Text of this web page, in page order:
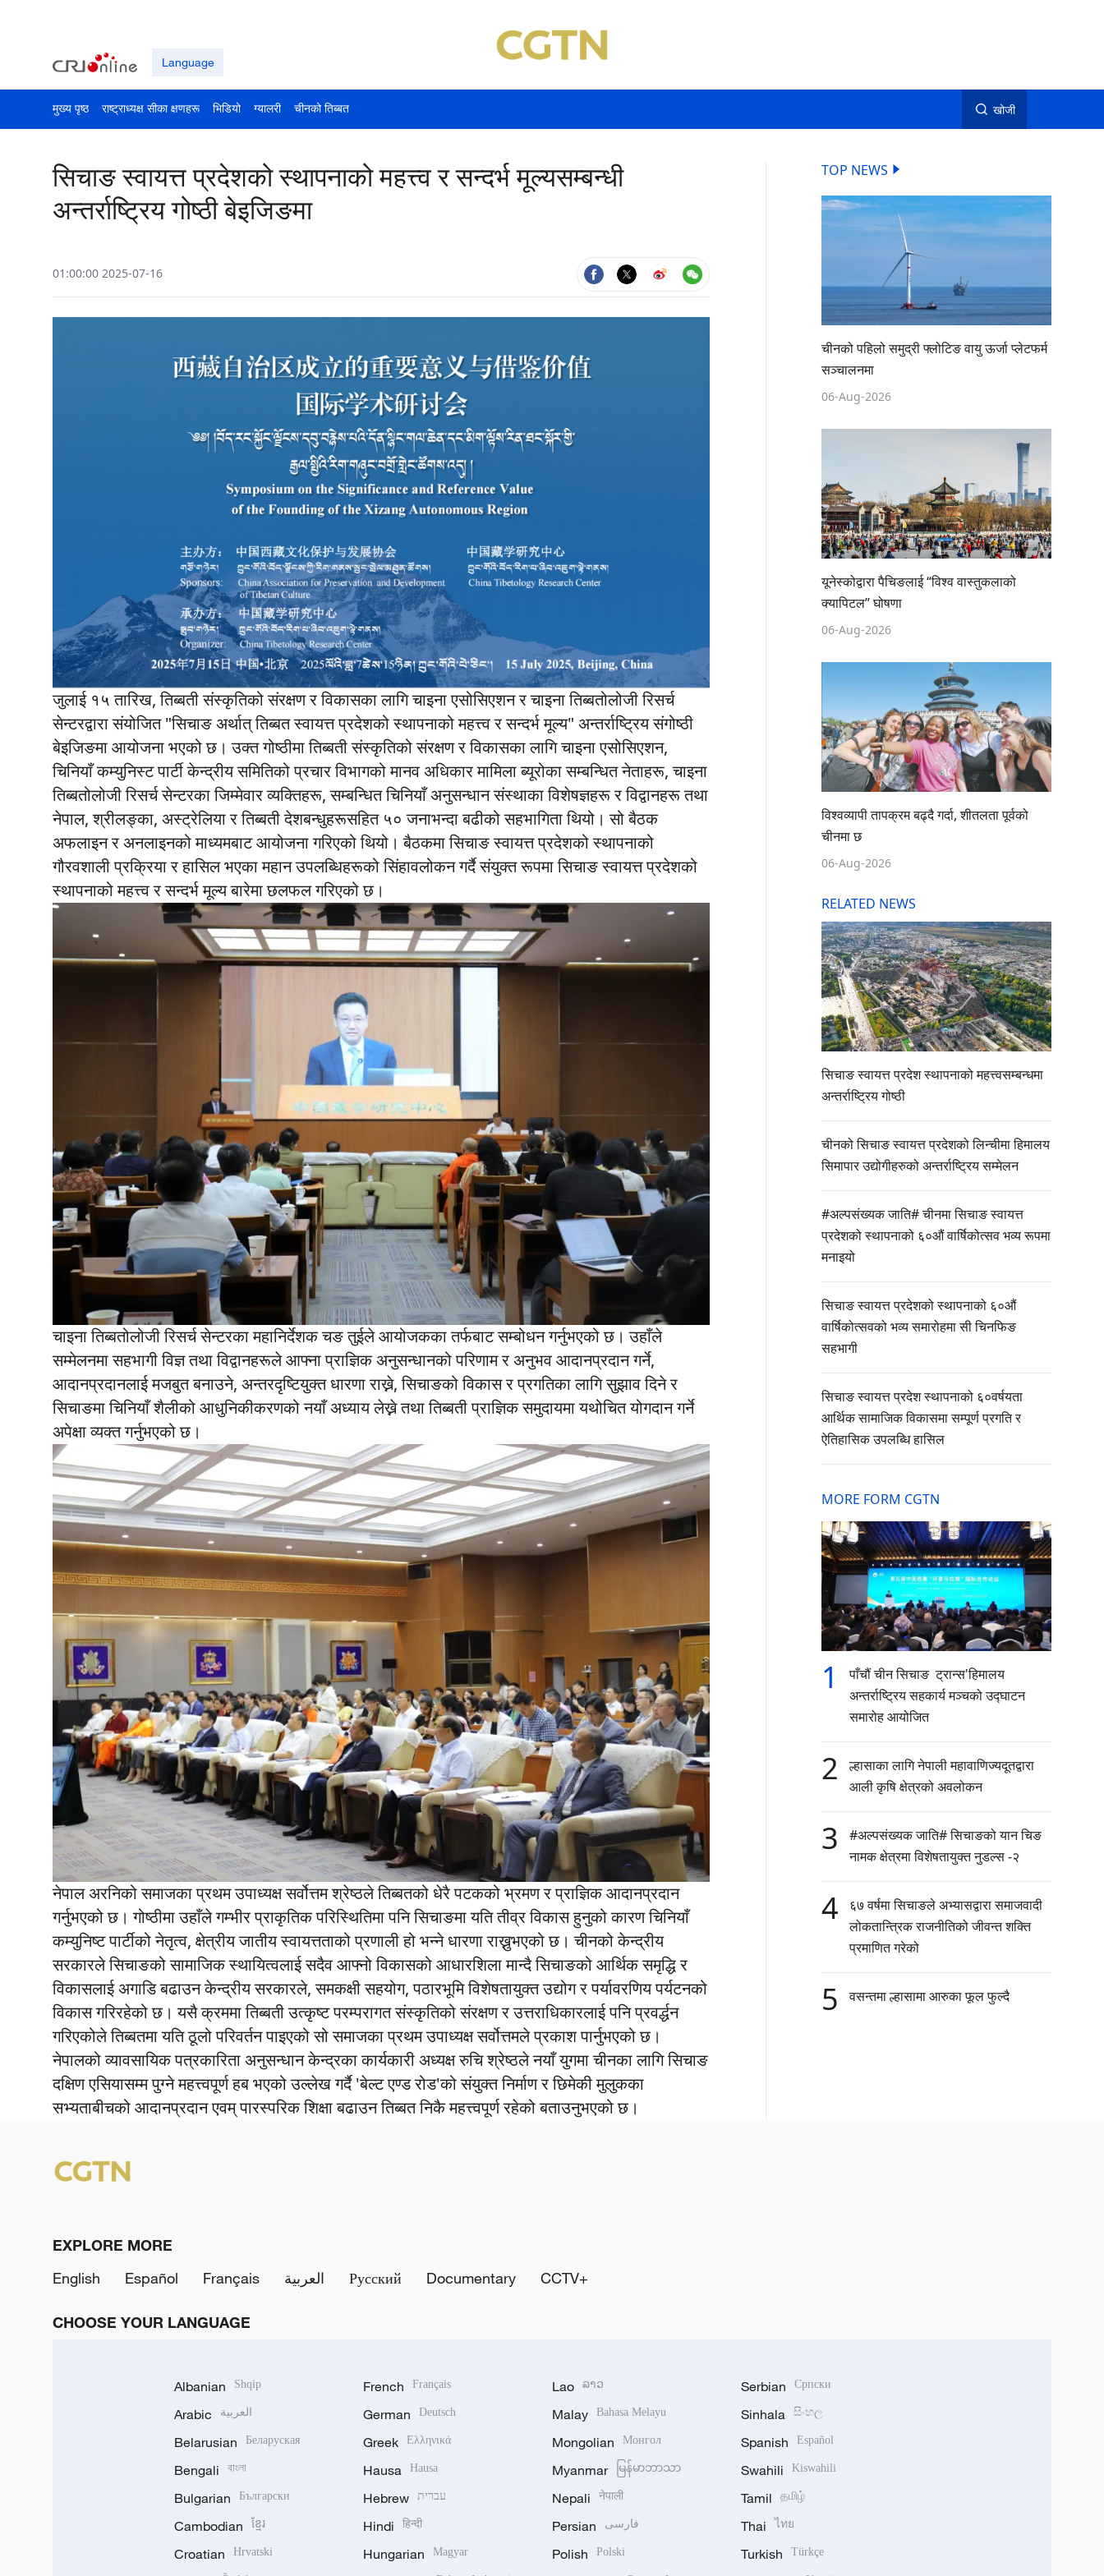
Language
मुख्य पृष्ठ राष्ट्राध्यक्ष सीका क्षणहरू भिडियो ग्यालरी चीनको तिब्बत खोजी
सिचाङ स्वायत्त प्रदेशको स्थापनाको महत्त्व र सन्दर्भ मूल्यसम्बन्धी
अन्तर्राष्ट्रिय गोष्ठी बेइजिङमा
01:00:00 2025-07-16
जुलाई १५ तारिख, तिब्बती संस्कृतिको संरक्षण र विकासका लागि चाइना एसोसिएशन र चाइना तिब्बतोलोजी रिसर्च
सेन्टरद्वारा संयोजित "सिचाङ अर्थात् तिब्बत स्वायत्त प्रदेशको स्थापनाको महत्त्व र सन्दर्भ मूल्य" अन्तर्राष्ट्रिय संगोष्ठी
बेइजिङमा आयोजना भएको छ। उक्त गोष्ठीमा तिब्बती संस्कृतिको संरक्षण र विकासका लागि चाइना एसोसिएशन,
चिनियाँ कम्युनिस्ट पार्टी केन्द्रीय समितिको प्रचार विभागको मानव अधिकार मामिला ब्यूरोका सम्बन्धित नेताहरू, चाइना
तिब्बतोलोजी रिसर्च सेन्टरका जिम्मेवार व्यक्तिहरू, सम्बन्धित चिनियाँ अनुसन्धान संस्थाका विशेषज्ञहरू र विद्वानहरू तथा
नेपाल, श्रीलङ्का, अस्ट्रेलिया र तिब्बती देशबन्धुहरूसहित ५० जनाभन्दा बढीको सहभागिता थियो। सो बैठक
अफलाइन र अनलाइनको माध्यमबाट आयोजना गरिएको थियो। बैठकमा सिचाङ स्वायत्त प्रदेशको स्थापनाको
गौरवशाली प्रक्रिया र हासिल भएका महान उपलब्धिहरूको सिंहावलोकन गर्दै संयुक्त रूपमा सिचाङ स्वायत्त प्रदेशको
स्थापनाको महत्त्व र सन्दर्भ मूल्य बारेमा छलफल गरिएको छ।
चाइना तिब्बतोलोजी रिसर्च सेन्टरका महानिर्देशक चङ तुईले आयोजकका तर्फबाट सम्बोधन गर्नुभएको छ। उहाँले
सम्मेलनमा सहभागी विज्ञ तथा विद्वानहरूले आफ्ना प्राज्ञिक अनुसन्धानको परिणाम र अनुभव आदानप्रदान गर्ने,
आदानप्रदानलाई मजबुत बनाउने, अन्तरदृष्टियुक्त धारणा राख्ने, सिचाङको विकास र प्रगतिका लागि सुझाव दिने र
सिचाङमा चिनियाँ शैलीको आधुनिकीकरणको नयाँ अध्याय लेख्ने तथा तिब्बती प्राज्ञिक समुदायमा यथोचित योगदान गर्ने
अपेक्षा व्यक्त गर्नुभएको छ।
नेपाल अरनिको समाजका प्रथम उपाध्यक्ष सर्वोत्तम श्रेष्ठले तिब्बतको धेरै पटकको भ्रमण र प्राज्ञिक आदानप्रदान
गर्नुभएको छ। गोष्ठीमा उहाँले गम्भीर प्राकृतिक परिस्थितिमा पनि सिचाङमा यति तीव्र विकास हुनुको कारण चिनियाँ
कम्युनिष्ट पार्टीको नेतृत्व, क्षेत्रीय जातीय स्वायत्तताको प्रणाली हो भन्ने धारणा राख्नुभएको छ। चीनको केन्द्रीय
सरकारले सिचाङको सामाजिक स्थायित्वलाई सदैव आफ्नो विकासको आधारशिला मान्दै सिचाङको आर्थिक समृद्धि र
विकासलाई अगाडि बढाउन केन्द्रीय सरकारले, समकक्षी सहयोग, पठारभूमि विशेषतायुक्त उद्योग र पर्यावरणिय पर्यटनको
विकास गरिरहेको छ। यसै क्रममा तिब्बती उत्कृष्ट परम्परागत संस्कृतिको संरक्षण र उत्तराधिकारलाई पनि प्रवर्द्धन
गरिएकोले तिब्बतमा यति ठूलो परिवर्तन पाइएको सो समाजका प्रथम उपाध्यक्ष सर्वोत्तमले प्रकाश पार्नुभएको छ।
नेपालको व्यावसायिक पत्रकारिता अनुसन्धान केन्द्रका कार्यकारी अध्यक्ष रुचि श्रेष्ठले नयाँ युगमा चीनका लागि सिचाङ
दक्षिण एसियासम्म पुग्ने महत्त्वपूर्ण हब भएको उल्लेख गर्दै 'बेल्ट एण्ड रोड'को संयुक्त निर्माण र छिमेकी मुलुकका
सभ्यताबीचको आदानप्रदान एवम् पारस्परिक शिक्षा बढाउन तिब्बत निकै महत्त्वपूर्ण रहेको बताउनुभएको छ।
TOP NEWS
चीनको पहिलो समुद्री फ्लोटिङ वायु ऊर्जा प्लेटफर्म
सञ्चालनमा
06-Aug-2026
यूनेस्कोद्वारा पैचिङलाई “विश्व वास्तुकलाको
क्यापिटल” घोषणा
06-Aug-2026
विश्वव्यापी तापक्रम बढ्दै गर्दा, शीतलता पूर्वको
चीनमा छ
06-Aug-2026
RELATED NEWS
सिचाङ स्वायत्त प्रदेश स्थापनाको महत्त्वसम्बन्धमा
अन्तर्राष्ट्रिय गोष्ठी
चीनको सिचाङ स्वायत्त प्रदेशको लिन्चीमा हिमालय
सिमापार उद्योगीहरुको अन्तर्राष्ट्रिय सम्मेलन
#अल्पसंख्यक जाति# चीनमा सिचाङ स्वायत्त
प्रदेशको स्थापनाको ६०औं वार्षिकोत्सव भव्य रूपमा
मनाइयो
सिचाङ स्वायत्त प्रदेशको स्थापनाको ६०औं
वार्षिकोत्सवको भव्य समारोहमा सी चिनफिङ
सहभागी
सिचाङ स्वायत्त प्रदेश स्थापनाको ६०वर्षयता
आर्थिक सामाजिक विकासमा सम्पूर्ण प्रगति र
ऐतिहासिक उपलब्धि हासिल
MORE FORM CGTN
1
पाँचौं चीन सिचाङ ट्रान्स'हिमालय
अन्तर्राष्ट्रिय सहकार्य मञ्चको उद्घाटन
समारोह आयोजित
2
ल्हासाका लागि नेपाली महावाणिज्यदूतद्वारा
आली कृषि क्षेत्रको अवलोकन
3
#अल्पसंख्यक जाति# सिचाङको यान चिङ
नामक क्षेत्रमा विशेषतायुक्त नुडल्स -२
4
६७ वर्षमा सिचाङले अभ्यासद्वारा समाजवादी
लोकतान्त्रिक राजनीतिको जीवन्त शक्ति
प्रमाणित गरेको
5 वसन्तमा ल्हासामा आरुका फूल फुल्दै
EXPLORE MORE
English
Español Français العربية Русский Documentary CCTV+
CHOOSE YOUR LANGUAGE
Albanian Shqip
Arabic العربية
Belarusian Беларуская
Bengali বাংলা
Bulgarian Български
Cambodian ខ្មែរ
Croatian Hrvatski
French Français
German Deutsch
Greek Ελληνικά
Hausa Hausa
Hebrew עברית
Hindi हिन्दी
Hungarian Magyar
Lao ລາວ
Malay Bahasa Melayu
Mongolian Монгол
Myanmar မြန်မာဘာသာ
Nepali नेपाली
Persian فارسی
Polish Polski
Serbian Српски
Sinhala සිංහල
Spanish Español
Swahili Kiswahili
Tamil தமிழ்
Thai ไทย
Turkish Türkçe